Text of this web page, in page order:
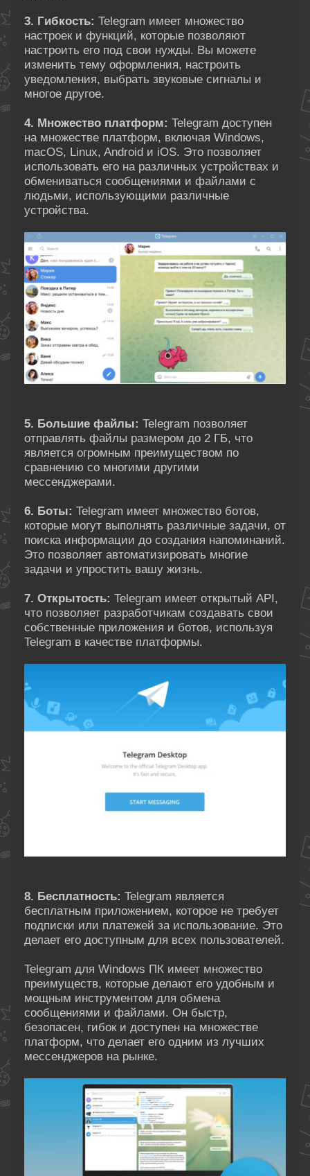
3. Гибкость: Telegram имеет множество
настроек и функций, которые позволяют
настроить его под свои нужды. Вы можете
изменить тему оформления, настроить
уведомления, выбрать звуковые сигналы и
многое другое.
4. Множество платформ: Telegram доступен
на множестве платформ, включая Windows,
macOS, Linux, Android и iOS. Это позволяет
использовать его на различных устройствах и
обмениваться сообщениями и файлами с
людьми, использующими различные
устройства.
5. Большие файлы: Telegram позволяет
отправлять файлы размером до 2 ГБ, что
является огромным преимуществом по
сравнению со многими другими
мессенджерами.
6. Боты: Telegram имеет множество ботов,
которые могут выполнять различные задачи, от
поиска информации до создания напоминаний.
Это позволяет автоматизировать многие
задачи и упростить вашу жизнь.
7. Открытость: Telegram имеет открытый API,
что позволяет разработчикам создавать свои
собственные приложения и ботов, используя
Telegram в качестве платформы.
8. Бесплатность: Telegram является
бесплатным приложением, которое не требует
подписки или платежей за использование. Это
делает его доступным для всех пользователей.
Telegram для Windows ПК имеет множество
преимуществ, которые делают его удобным и
мощным инструментом для обмена
сообщениями и файлами. Он быстр,
безопасен, гибок и доступен на множестве
платформ, что делает его одним из лучших
мессенджеров на рынке.